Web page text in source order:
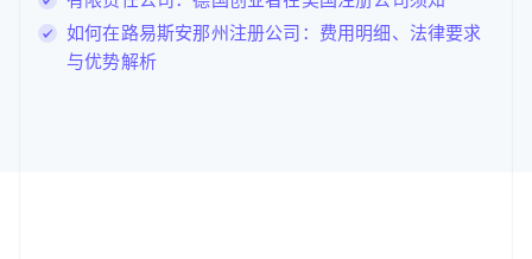
如何在路易斯安那州注册公司：费用明细、法律要求
与优势解析
Français Deutsch English
罗马尼亚
English